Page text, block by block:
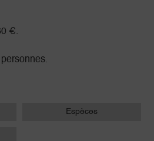
€.
Espèces